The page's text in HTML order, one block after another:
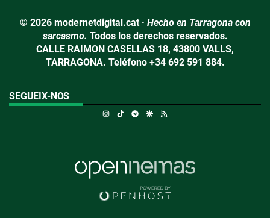
© 2026 modernetdigital.cat · Hecho en Tarragona con
sarcasmo. Todos los derechos reservados.
CALLE RAIMON CASELLAS 18, 43800 VALLS,
TARRAGONA. Teléfono +34 692 591 884.
SEGUEIX-NOS
Instagram
TikTokTelegramGoogle Discover